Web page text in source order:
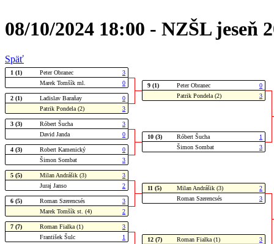
08/10/2024 18:00 - NZŠL jeseň
Späť
1 (1) Peter Obranec
3
Marek Tomšík ml.
0
2 (1) Ladislav Baraňay
0
Patrik Pondela (2)
3
3 (3) Róbert Šucha
3
David Janda
0
4 (3) Robert Kamenický
0
Šimon Sombat
3
5 (5) Milan Andrášik (3)
3
Juraj Janso
2
6 (5) Roman Szerencsés
3
Marek Tomšík st. (4)
2
7 (7) Roman Fialka (1)
3
František Šulc
1
9 (1) Peter Obranec
0
Patrik Pondela (2)
3
10 (3) Róbert Šucha
1
Šimon Sombat
3
11 (5) Milan Andrášik (3)
2
Roman Szerencsés
3
12 (7) Roman Fialka (1)
3